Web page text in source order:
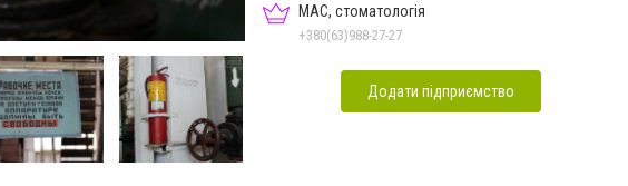
МАС, стоматологія
+380(63)988-27-27
Додати підприємство